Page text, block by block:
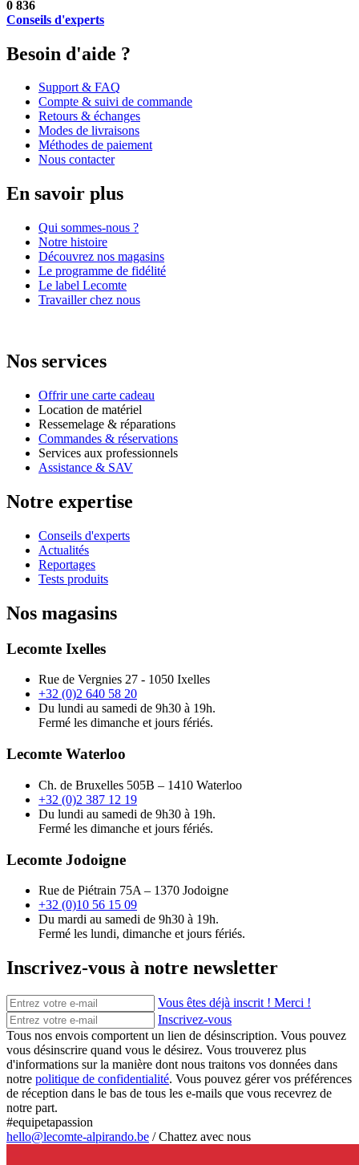
0 836
Conseils d'experts
Besoin d'aide ?
Support & FAQ
Compte & suivi de commande
Retours & échanges
Modes de livraisons
Méthodes de paiement
Nous contacter
En savoir plus
Qui sommes-nous ?
Notre histoire
Découvrez nos magasins
Le programme de fidélité
Le label Lecomte
Travailler chez nous
Nos services
Offrir une carte cadeau
Location de matériel
Ressemelage & réparations
Commandes & réservations
Services aux professionnels
Assistance & SAV
Notre expertise
Conseils d'experts
Actualités
Reportages
Tests produits
Nos magasins
Lecomte Ixelles
Rue de Vergnies 27 - 1050 Ixelles
+32 (0)2 640 58 20
Du lundi au samedi de 9h30 à 19h.
Fermé les dimanche et jours fériés.
Lecomte Waterloo
Ch. de Bruxelles 505B – 1410 Waterloo
+32 (0)2 387 12 19
Du lundi au samedi de 9h30 à 19h.
Fermé les dimanche et jours fériés.
Lecomte Jodoigne
Rue de Piétrain 75A – 1370 Jodoigne
+32 (0)10 56 15 09
Du mardi au samedi de 9h30 à 19h.
Fermé les lundi, dimanche et jours fériés.
Inscrivez-vous à notre newsletter
Vous êtes déjà inscrit ! Merci !
Inscrivez-vous
Tous nos envois comportent un lien de désinscription. Vous pouvez
vous désinscrire quand vous le désirez. Vous trouverez plus
d'informations sur la manière dont nous traitons vos données dans
notre politique de confidentialité. Vous pouvez gérer vos préférences
de réception dans le bas de tous les e-mails que vous recevrez de
notre part.
#equipetapassion
hello@lecomte-alpirando.be /Chattez avec nous